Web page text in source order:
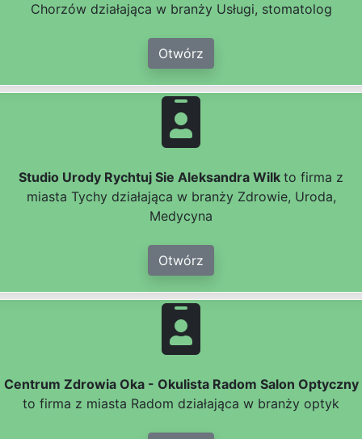
Chorzów działająca w branży Usługi, stomatolog
Otwórz
Studio Urody Rychtuj Sie Aleksandra Wilk to firma z
miasta Tychy działająca w branży Zdrowie, Uroda,
Medycyna
Otwórz
Centrum Zdrowia Oka - Okulista Radom Salon Optyczny
to firma z miasta Radom działająca w branży optyk